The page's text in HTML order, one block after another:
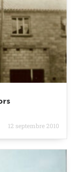
12 septembre 2010